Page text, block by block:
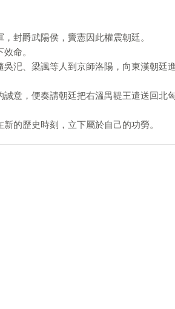
封爵武陽侯，竇憲因此權震朝廷。
命。
汜、梁諷等人到京師洛陽，向東漢朝廷
意，便奏請朝廷把右溫禺鞮王遣送回北
的歷史時刻，立下屬於自己的功勞。